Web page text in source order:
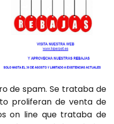
de spam. Se trataba de
proliferan de venta de
on line que trataba de